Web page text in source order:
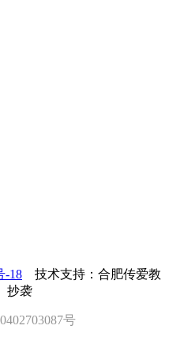
-18 技术支持：合肥传爱教
抄袭
号